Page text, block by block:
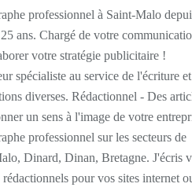
professionnel à Saint-Malo
ans. Chargé de votre
votre stratégie publicitaire !
spécialiste au service de l'écriture
diverses. Rédactionnel - Des
un sens à l'image de votre
professionnel sur les secteurs de
Dinard, Dinan, Bretagne. J'écris
rédactionnels pour vos sites internet